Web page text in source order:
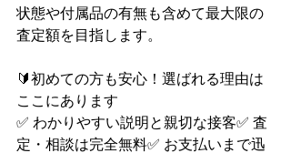
状態や付属品の有無も含めて最大限の
査定額を目指します。
🔰初めての方も安心！選ばれる理由は
ここにあります
✅ わかりやすい説明と親切な接客✅ 査
定・相談は完全無料✅ お支払いまで迅